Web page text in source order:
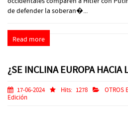
de defender la soberan�...
Read more
¿SE INCLINA EUROPA HACIA
17-06-2024 Hits: 1278 OTROS
Edición